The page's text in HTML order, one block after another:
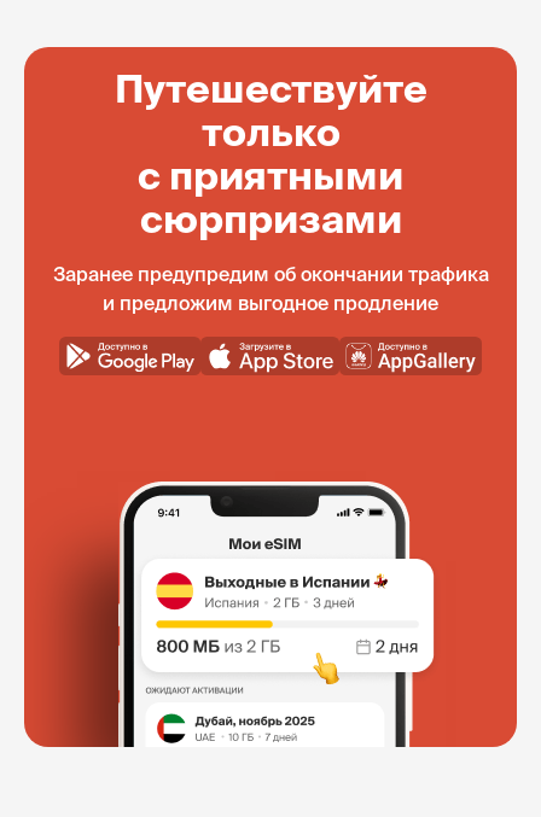
Путешествуйте
только
с приятными
сюрпризами
Заранее предупредим об окончании трафика
и предложим выгодное продление